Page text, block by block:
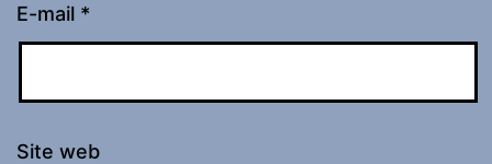
E-mail *
Site web